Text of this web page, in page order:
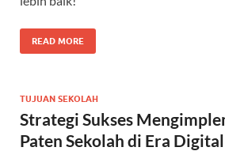
READ MORE
TUJUAN SEKOLAH
Strategi Sukses
Paten Sekolah di Era Digital